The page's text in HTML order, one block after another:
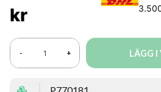
kr
- + LÄGG I